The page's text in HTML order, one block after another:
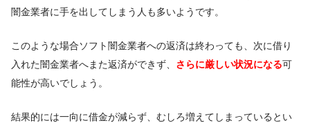
闇金業者に手を出してしまう人も多いようです。
このような場合ソフト闇金業者への返済は終わっても、次に借り
入れた闇金業者へまた返済ができず、 さらに厳しい状況になる可
能性が高いでしょう。
結果的には一向に借金が減らず、むしろ増えてしまっているとい